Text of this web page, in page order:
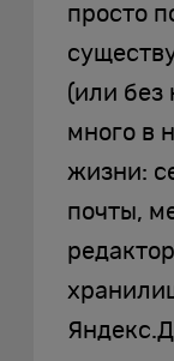
просто
(или без
много в
жизни:
почты,